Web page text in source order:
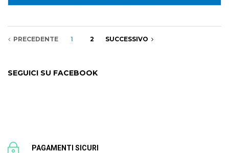
PRECEDENTE 1 2 SUCCESSIVO
SEGUICI SU FACEBOOK
PAGAMENTI SICURI